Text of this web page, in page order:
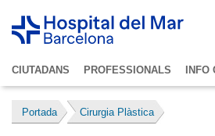
CIUTADANS PROFESSIONALS
Portada Cirurgia Plàstica